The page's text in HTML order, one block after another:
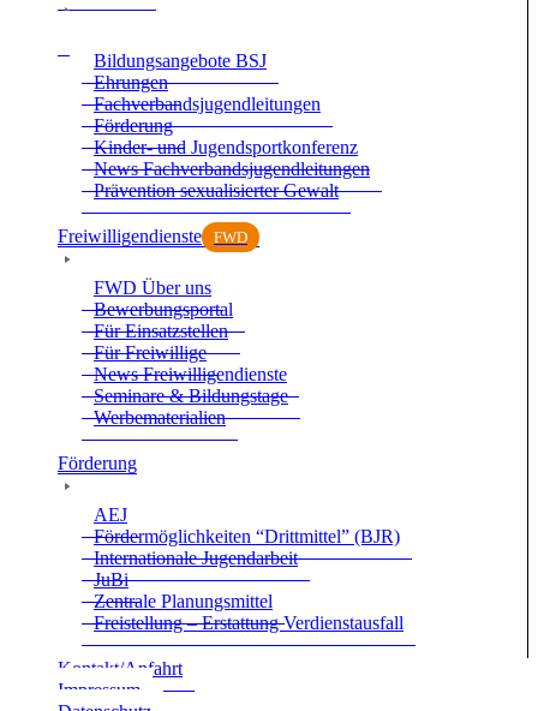
Bil­dungs­an­ge­bote BSJ
Ehrun­gen
Fach­ver­bands­ju­gend­lei­tun­gen
För­de­rung
Kin­der- und Jugend­sport­kon­fe­renz
News Fach­ver­bands­ju­gend­lei­tun­gen
Prä­ven­tion sexua­li­sier­ter Gewalt
Frei­wil­li­gen­dienste FWD
FWD Über uns
Bewer­bungs­por­tal
Für Ein­satz­stel­len
Für Frei­wil­lige
News Frei­wil­li­gen­dienste
Semi­nare & Bil­dungs­tage
Wer­be­ma­te­ria­lien
För­de­rung
AEJ
För­der­mög­lich­kei­ten “Dritt­mit­tel” (BJR)
Inter­na­tio­nale Jugend­ar­beit
JuBi
Zen­trale Pla­nungs­mit­tel
Frei­stel­lung – Erstat­tung Ver­dienst­aus­fall
Kontakt/Anfahrt
Impres­sum